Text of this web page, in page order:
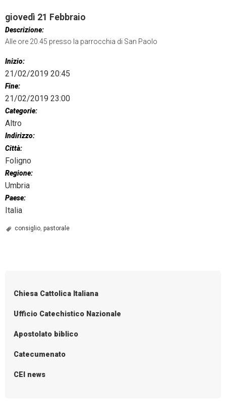
giovedì 21 Febbraio
Descrizione:
Alle ore 20.45 presso la parrocchia di San Paolo
Inizio:
21/02/2019 20:45
Fine:
21/02/2019 23:00
Categorie:
Altro
Indirizzo:
Città:
Foligno
Regione:
Umbria
Paese:
Italia
consiglio, pastorale
Chiesa Cattolica Italiana
Ufficio Catechistico Nazionale
Apostolato biblico
Catecumenato
CEI news